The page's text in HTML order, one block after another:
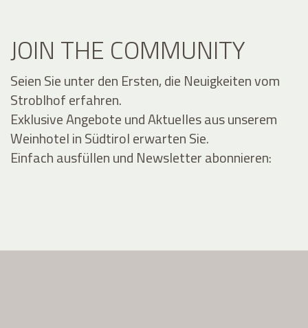
JOIN THE COMMUNITY
Seien Sie unter den Ersten, die Neuigkeiten vom
Stroblhof erfahren.
Exklusive Angebote und Aktuelles aus unserem
Weinhotel in Südtirol erwarten Sie.
Einfach ausfüllen und Newsletter abonnieren: